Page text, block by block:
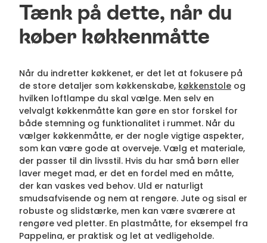
Tænk på dette, når du
køber køkkenmåtte
Når du indretter køkkenet, er det let at fokusere på
de store detaljer som køkkenskabe, køkkenstole og
hvilken loftlampe du skal vælge. Men selv en
velvalgt køkkenmåtte kan gøre en stor forskel for
både stemning og funktionalitet i rummet. Når du
vælger køkkenmåtte, er der nogle vigtige aspekter,
som kan være gode at overveje. Vælg et materiale,
der passer til din livsstil. Hvis du har små børn eller
laver meget mad, er det en fordel med en måtte,
der kan vaskes ved behov. Uld er naturligt
smudsafvisende og nem at rengøre. Jute og sisal er
robuste og slidstærke, men kan være sværere at
rengøre ved pletter. En plastmåtte, for eksempel fra
Pappelina, er praktisk og let at vedligeholde.